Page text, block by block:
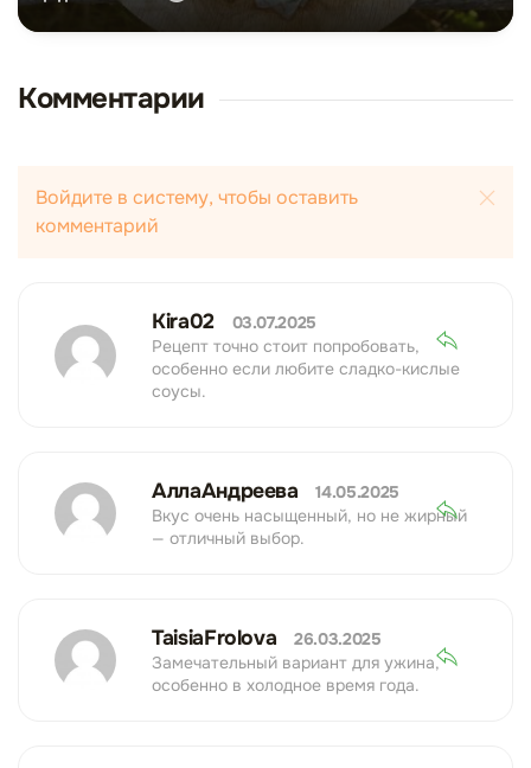
Комментарии
Войдите в систему, чтобы оставить
комментарий
Kira02
03.07.2025
Рецепт точно стоит попробовать,
особенно если любите сладко-кислые
соусы.
АллаАндреева
14.05.2025
Вкус очень насыщенный, но не жирный
— отличный выбор.
TaisiaFrolova
26.03.2025
Замечательный вариант для ужина,
особенно в холодное время года.